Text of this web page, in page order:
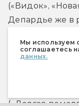
Мы используем
соглашаетесь
данных.
(«Видок»,
Депардье же в
«Французский
преемника
(«Долгая